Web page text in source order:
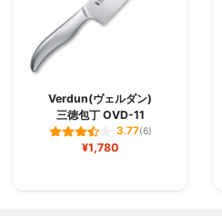
Verdun(ヴェルダン)
三徳包丁 OVD-11
3.77(6)
¥1,780